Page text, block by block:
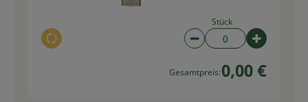
Auswahl ändern
Stück
Artikelanzahl
Gesamtpreis:0,00 €